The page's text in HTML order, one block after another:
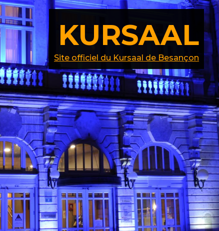
KURSAAL
Site officiel du Kursaal de Besançon